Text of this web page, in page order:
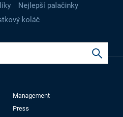
Nejlepší palačinky
koláč
Management
Press